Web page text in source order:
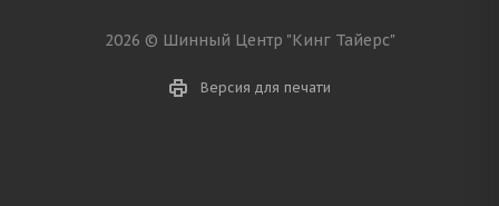
2026 © Шинный Центр "Кинг Тайерс"
Версия для печати